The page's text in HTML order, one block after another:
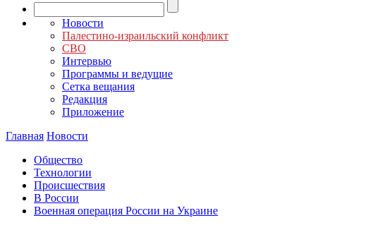
Новости
Палестино-израильский конфликт
СВО
Интервью
Программы и ведущие
Сетка вещания
Редакция
Приложение
Главная Новости
Общество
Технологии
Происшествия
В России
Военная операция России на Украине